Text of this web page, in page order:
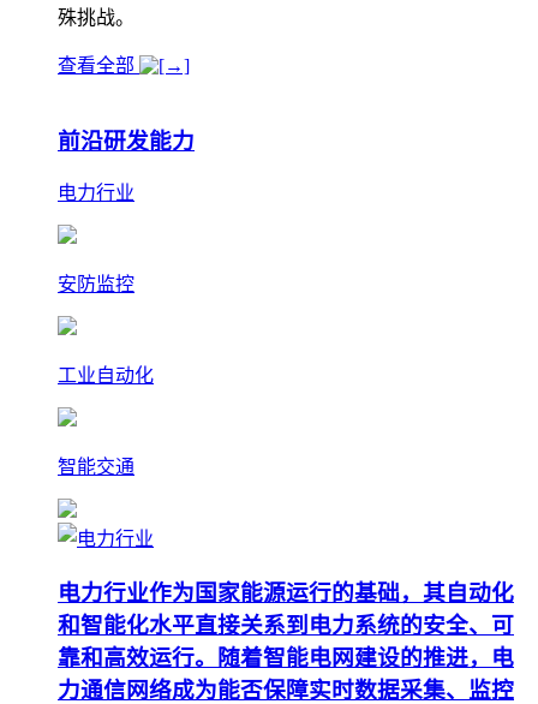
殊挑战。
查看全部
前沿研发能力
电力行业
安防监控
工业自动化
智能交通
电力行业作为国家能源运行的基础，其自动化
和智能化水平直接关系到电力系统的安全、可
靠和高效运行。随着智能电网建设的推进，电
力通信网络成为能否保障实时数据采集、监控